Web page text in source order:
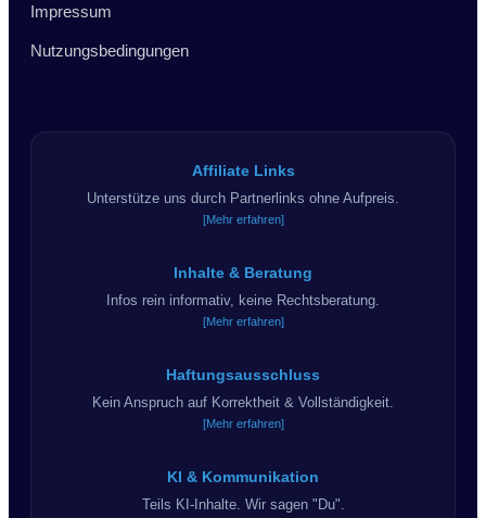
Impressum
Nutzungsbedingungen
Affiliate Links
Unterstütze uns durch Partnerlinks ohne Aufpreis.
[Mehr erfahren]
Inhalte & Beratung
Infos rein informativ, keine Rechtsberatung.
[Mehr erfahren]
Haftungsausschluss
Kein Anspruch auf Korrektheit & Vollständigkeit.
[Mehr erfahren]
KI & Kommunikation
Teils KI-Inhalte. Wir sagen "Du".